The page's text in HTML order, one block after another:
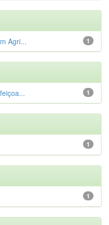
1
Agri...
1
1
1